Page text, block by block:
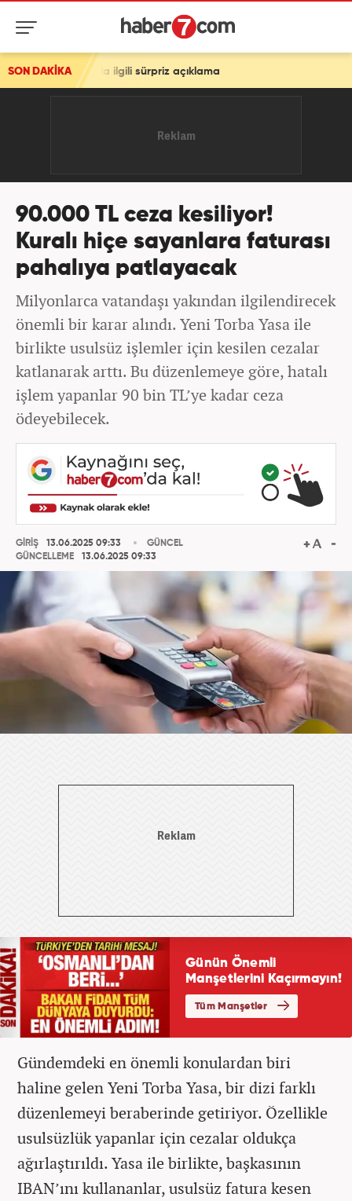
SON DAKİKA
ilgili sürpriz açıklama
90.000 TL ceza kesiliyor!
Kuralı hiçe sayanlara faturası
pahalıya patlayacak
Milyonlarca vatandaşı yakından ilgilendirecek
önemli bir karar alındı. Yeni Torba Yasa ile
birlikte usulsüz işlemler için kesilen cezalar
katlanarak arttı. Bu düzenlemeye göre, hatalı
işlem yapanlar 90 bin TL’ye kadar ceza
ödeyebilecek.
GİRİŞ
13.06.2025 09:33
GÜNCELLEME
13.06.2025 09:33
GÜNCEL
Gündemdeki en önemli konulardan biri
haline gelen Yeni Torba Yasa, bir dizi farklı
düzenlemeyi beraberinde getiriyor. Özellikle
usulsüzlük yapanlar için cezalar oldukça
ağırlaştırıldı. Yasa ile birlikte, başkasının
IBAN’ını kullananlar, usulsüz fatura kesen